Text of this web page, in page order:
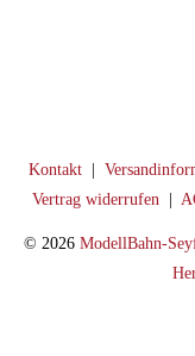
Kontakt |
Vertrag widerrufen
© 2026 ModellBahn-